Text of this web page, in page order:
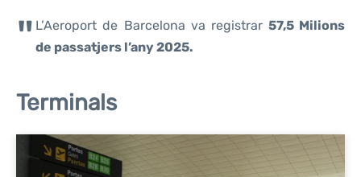
L’Aeroport de Barcelona va registrar 57,5 Milions
de passatjers l’any 2025.
Terminals